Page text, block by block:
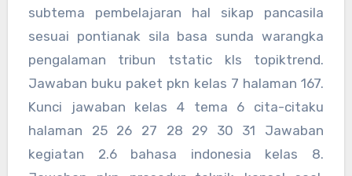
subtema pembelajaran hal sikap pancasila
sesuai pontianak sila basa sunda warangka
pengalaman tribun tstatic kls topiktrend.
Jawaban buku paket pkn kelas 7 halaman 167.
Kunci jawaban kelas 4 tema 6 cita-citaku
halaman 25 26 27 28 29 30 31 Jawaban
kegiatan 2.6 bahasa indonesia kelas 8.